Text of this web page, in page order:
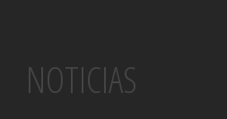
NOTICIAS